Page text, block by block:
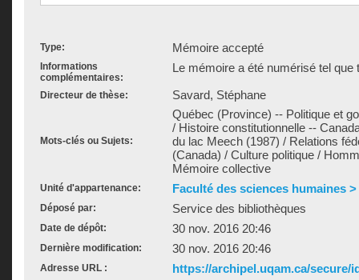
Type: Mémoire accepté
Informations
complémentaires:
Le mémoire a été numérisé tel que
Directeur de thèse: Savard, Stéphane
Mots-clés ou Sujets:
Québec (Province) -- Politique et
/ Histoire constitutionnelle --
du lac Meech (1987) / Relations
(Canada) / Culture politique /
Mémoire collective
Unité d'appartenance: Faculté des sciences humaines
Déposé par: Service des bibliothèques
Date de dépôt: 30 nov. 2016 20:46
Dernière modification: 30 nov. 2016 20:46
Adresse URL : https://archipel.uqam.ca/secure/